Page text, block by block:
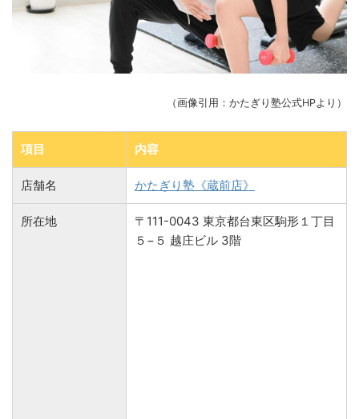
（画像引用：かたぎり塾公式HPより）
項目 内容
店舗名 かたぎり塾《蔵前店》
所在地
〒111-0043 東京都台東区駒形１丁目
５−５ 越庄ビル 3階